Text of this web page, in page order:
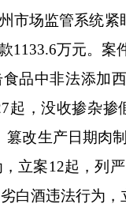
市场监管系统紧
1133.6万元。案
食品中非法添加
起，没收掺杂掺
改生产日期肉
， 立案12起，列严
白酒违法行为 ，